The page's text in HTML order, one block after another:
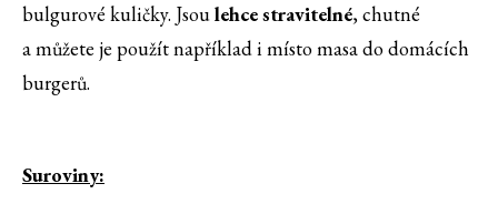
bulgurové kuličky. Jsoulehce stravitelné, chutné
a můžete je použít například i místo masa do domácích
burgerů.
Suroviny: